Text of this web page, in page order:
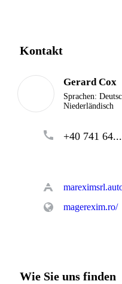
Kontakt
Gerard Cox
Sprachen:
Niederländisch
+40 741 64...
magerexim.ro/
Wie Sie uns finden